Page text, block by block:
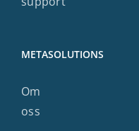
METASOLUTIONS
Om
oss